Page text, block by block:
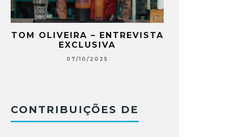
TOM OLIVEIRA – ENTREVISTA
EXCLUSIVA
07/10/2025
CONTRIBUIÇÕES DE